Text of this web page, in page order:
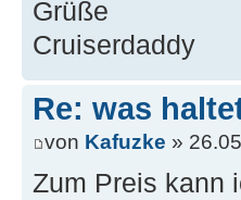
Grüße
Cruiserdaddy
Re: was
von Kafuzke »
Zum Preis kann